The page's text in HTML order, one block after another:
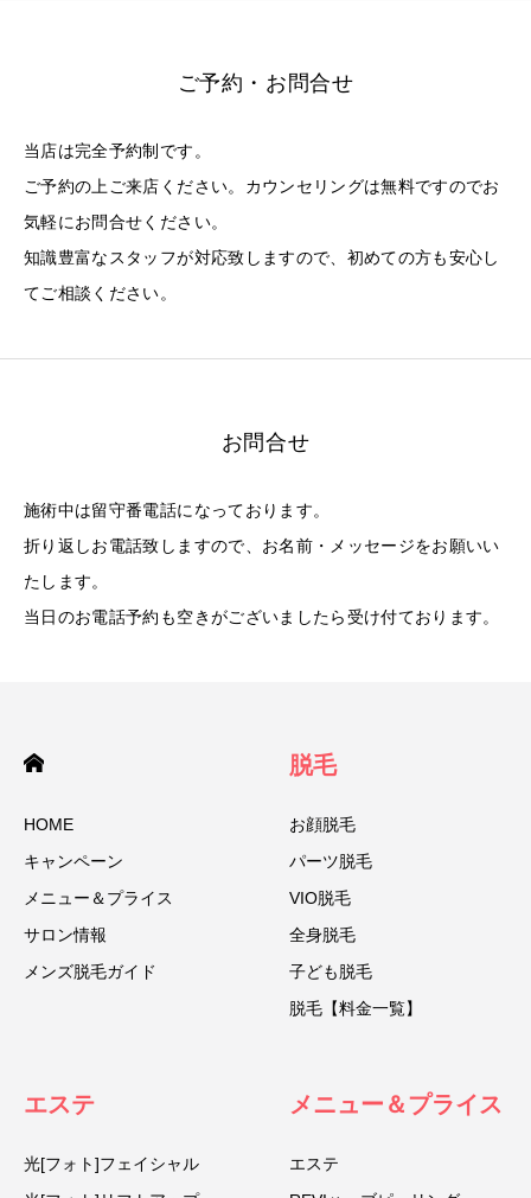
ご予約・お問合せ
当店は完全予約制です。
ご予約の上ご来店ください。カウンセリングは無料ですのでお
気軽にお問合せください。
知識豊富なスタッフが対応致しますので、初めての方も安心し
てご相談ください。
お問合せ
施術中は留守番電話になっております。
折り返しお電話致しますので、お名前・メッセージをお願いい
たします。
当日のお電話予約も空きがございましたら受け付ております。
HOME
キャンペーン
メニュー＆プライス
サロン情報
メンズ脱毛ガイド
脱毛
お顔脱毛
パーツ脱毛
VIO脱毛
全身脱毛
子ども脱毛
脱毛【料金一覧】
エステ
光[フォト]フェイシャル
メニュー＆プライス
エステ